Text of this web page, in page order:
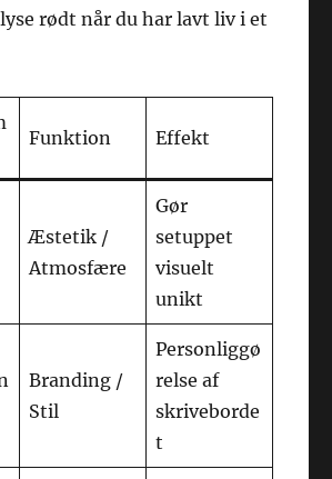
rødt når du har lavt liv i et
Funktion Effekt
Æstetik /
Atmosfære
Gør
setuppet
visuelt
unikt
Branding /
Stil
Personliggø
relse af
skriveborde
t